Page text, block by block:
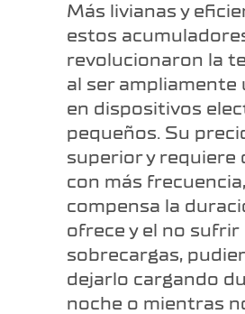
Más livianas y
estos
revolucionaron la
al ser ampliamente
en dispositivos
pequeños. Su
superior y requiere
con más
compensa la
ofrece y el no sufrir
sobrecargas,
dejarlo cargando
noche o mientras